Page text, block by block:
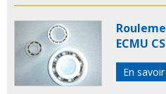
ECMU
En